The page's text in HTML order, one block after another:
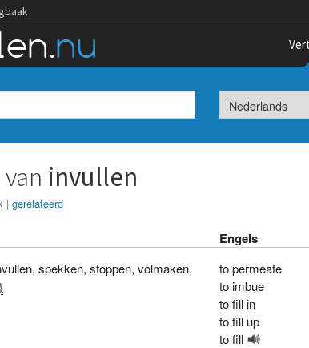
invullen
|gerelateerd
Engels
,spekken,stoppen,volmaken,
to permeate
to imbue
to fill in
to fill up
to fill